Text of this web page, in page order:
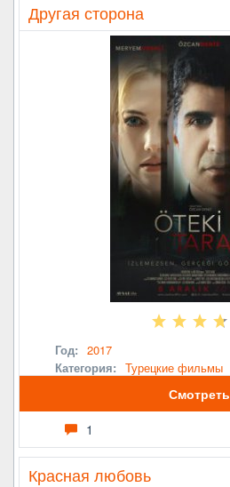
Другая сторона
Год: 2017
Категория: Турецкие фильмы
Смотреть
1
Красная любовь